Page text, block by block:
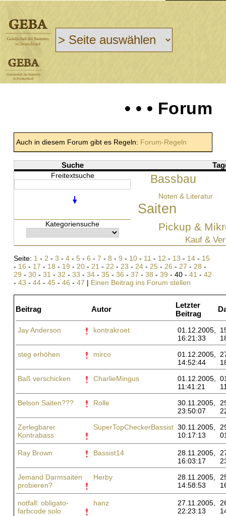
• • • Forum
Auch in diesem Forum gibt es Regeln: Forum-Regeln
Suche
Freitextsuche
Saiten
Bassbau
Pickup &
Kauf &
Noten & Literatur
Kategoriensuche
Seite: 1 - 2 - 3 - 4 - 5 - 6 - 7 - 8 - 9 - 10 - 11 - 12 - 13 - 14 - 15
- 16 - 17 - 18 - 19 - 20 - 21 - 22 - 23 - 24 - 25 - 26 - 27 - 28 -
29 - 30 - 31 - 32 - 33 - 34 - 35 - 36 - 37 - 38 - 39 - 40 - 41 - 42
- 43 - 44 - 45 - 46 - 47 | Einen Beitrag ins Forum stellen
Beitrag Autor
Letzter
Beitrag
Jay Anderson kontrakroet
01.12.2005,
16:21:33
steg erhöhen
mirco
01.12.2005,
14:52:44
Baß verschicken
CharlieMingus
01.12.2005,
11:41:21
Belson Saiten???
Rolle
30.11.2005,
23:50:07
Zerlegbarer
Kontrabass
SuperTopCheckerBassist 30.11.2005,
10:17:13
Ray Brown Bassist14
28.11.2005,
16:03:17
Jemand Darmsaiten
probieren?
Herby
28.11.2005,
14:58:53
notfall: obligato-
farbcode solo
hanz
27.11.2005,
22:23:13